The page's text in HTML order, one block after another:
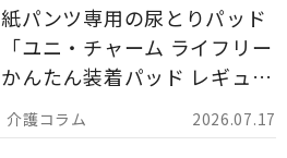
2026.07.17
紙パンツ専用の尿とりパッド
「ユニ・チャーム ライフリー
かんたん装着パッド レギュラ
ー 計162枚」について解説し
ます。